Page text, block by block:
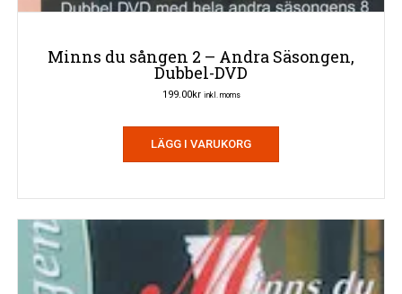
Minns du sången 2 – Andra Säsongen,
Dubbel-DVD
199.00kr inkl. moms
LÄGG I VARUKORG